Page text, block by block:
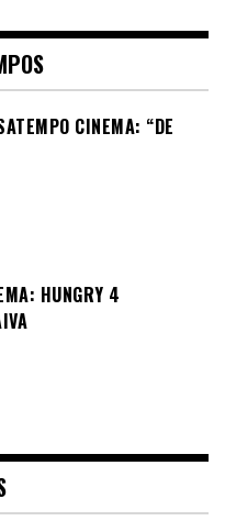
CINEMA: “DE
HUNGRY 4